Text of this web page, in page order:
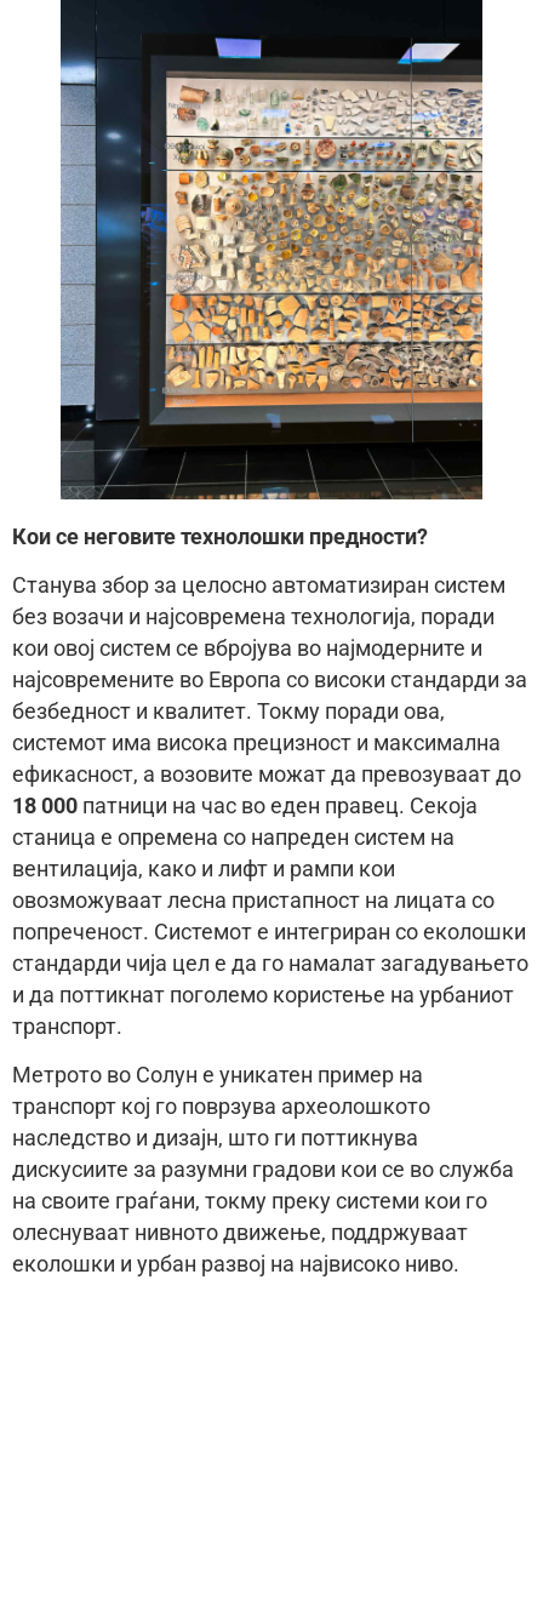
Кои се неговите технолошки предности?
Станува збор за целосно автоматизиран систем
без возачи и најсовремена технологија, поради
кои овој систем се вбројува во најмодерните и
најсовремените во Европа со високи стандарди за
безбедност и квалитет. Токму поради ова,
системот има висока прецизност и максимална
ефикасност, а возовите можат да превозуваат до
18 000 патници на час во еден правец. Секоја
станица е опремена со напреден систем на
вентилација, како и лифт и рампи кои
овозможуваат лесна пристапност на лицата со
попреченост. Системот е интегриран со еколошки
стандарди чија цел е да го намалат загадувањето
и да поттикнат поголемо користење на урбаниот
транспорт.
Метрото во Солун е уникатен пример на
транспорт кој го поврзува археолошкото
наследство и дизајн, што ги поттикнува
дискусиите за разумни градови кои се во служба
на своите граѓани, токму преку системи кои го
олеснуваат нивното движење, поддржуваат
еколошки и урбан развој на највисоко ниво.